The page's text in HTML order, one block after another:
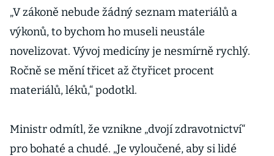
„V zákoně nebude žádný seznam materiálů a
výkonů, to bychom ho museli neustále
novelizovat. Vývoj medicíny je nesmírně rychlý.
Ročně se mění třicet až čtyřicet procent
materiálů, léků,“ podotkl.
Ministr odmítl, že vznikne „dvojí zdravotnictví“
pro bohaté a chudé. „Je vyloučené, aby si lidé